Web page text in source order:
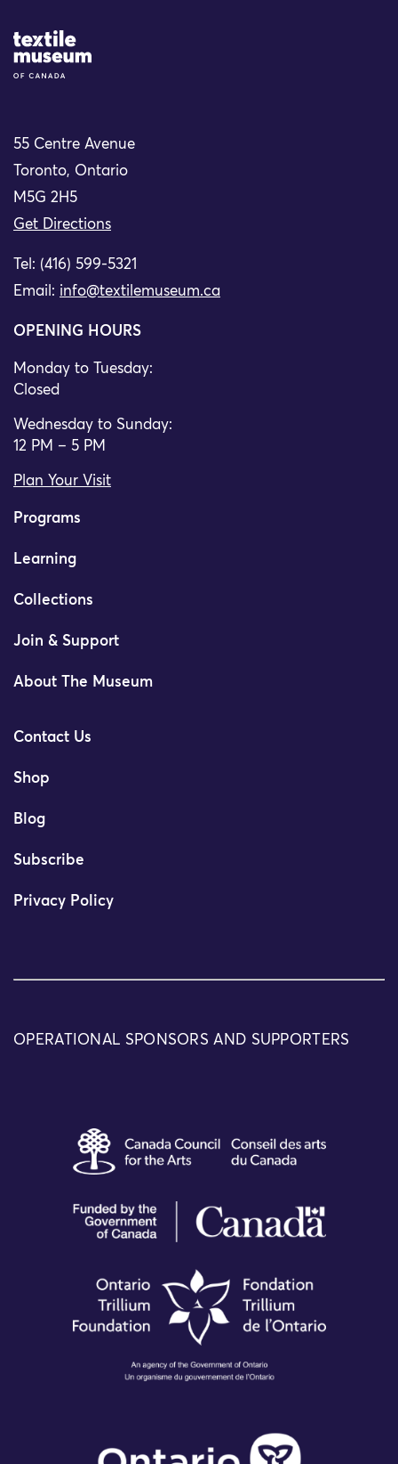
Site Logo
55 Centre Avenue
Toronto, Ontario
M5G 2H5
Get Directions
Tel: (416) 599-5321
Email: info@textilemuseum.ca
OPENING HOURS
Monday to Tuesday:
Closed
Wednesday to Sunday:
12 PM – 5 PM
Plan Your Visit
Programs
Learning
Collections
Join & Support
About The Museum
Contact Us
Shop
Blog
Subscribe
Privacy Policy
OPERATIONAL SPONSORS AND SUPPORTERS